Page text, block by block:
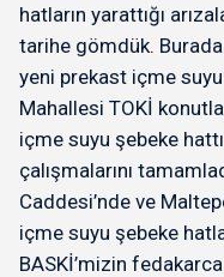
hatların yarattığı
tarihe gömdük.
yeni prekast içme
Mahallesi TOKİ
içme suyu şebeke
çalışmalarını
Caddesi’nde ve
içme suyu şebeke
BASKİ’mizin